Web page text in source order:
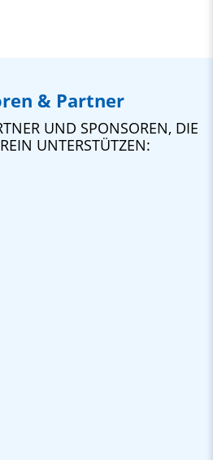
& Partner
UND SPONSOREN, DIE
UNTERSTÜTZEN: